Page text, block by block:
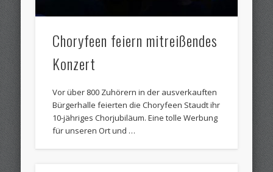
Choryfeen feiern mitreißendes
Konzert
Vor über 800 Zuhörern in der ausverkauften
Bürgerhalle feierten die Choryfeen Staudt ihr
10-jähriges Chorjubiläum. Eine tolle Werbung
für unseren Ort und …